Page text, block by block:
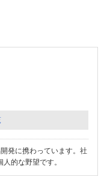
発に携わっています。社
的な野望です。